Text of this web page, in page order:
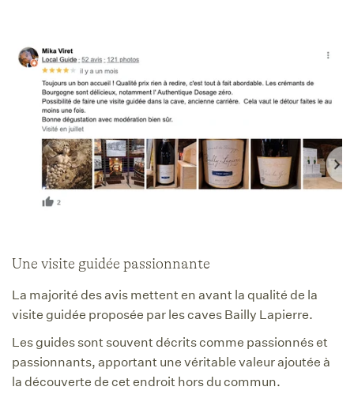
Une visite guidée passionnante
La majorité des avis mettent en avant la qualité de la
visite guidée proposée par les caves Bailly Lapierre.
Les guides sont souvent décrits comme passionnés et
passionnants, apportant une véritable valeur ajoutée à
la découverte de cet endroit hors du commun.